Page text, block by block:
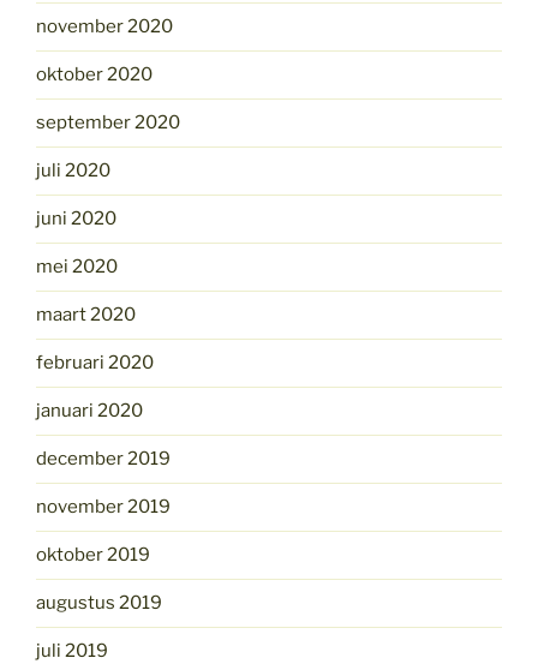
november 2020
oktober 2020
september 2020
juli 2020
juni 2020
mei 2020
maart 2020
februari 2020
januari 2020
december 2019
november 2019
oktober 2019
augustus 2019
juli 2019